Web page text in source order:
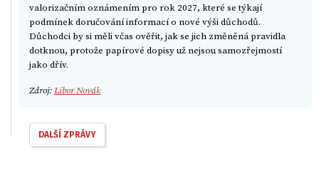
valorizačním oznámením pro rok 2027, které se týkají
podmínek doručování informací o nové výši důchodů.
Důchodci by si měli včas ověřit, jak se jich změněná pravidla
dotknou, protože papírové dopisy už nejsou samozřejmostí
jako dřív.
Zdroj:Libor Novák
DALŠÍ ZPRÁVY